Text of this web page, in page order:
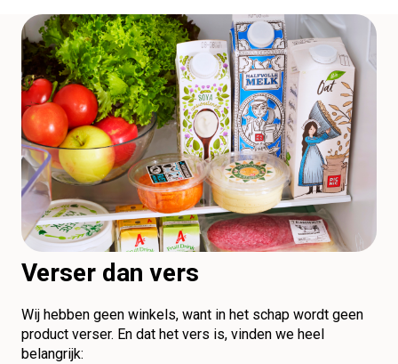
Verser dan vers
Wij hebben geen winkels, want in het schap wordt geen
product verser. En dat het vers is, vinden we heel
belangrijk: